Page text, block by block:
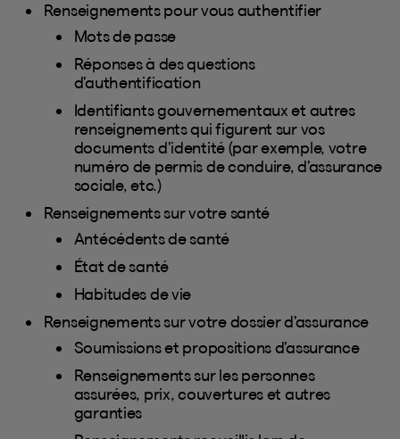
Renseignements pour vous authentifier
Mots de passe
Réponses à des questions
d’authentification
Identifiants gouvernementaux et autres
renseignements qui figurent sur vos
documents d’identité (par exemple, votre
numéro de permis de conduire, d’assurance
sociale, etc.)
Renseignements sur votre santé
Antécédents de santé
État de santé
Habitudes de vie
Renseignements sur votre dossier d’assurance
Soumissions et propositions d’assurance
Renseignements sur les personnes
assurées, prix, couvertures et autres
garanties